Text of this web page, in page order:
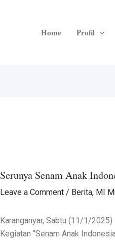
Home Profil
Serunya Senam Anak
Leave a Comment / Berita, MI
Karanganyar, Sabtu (11/1/
Kegiatan “Senam Anak